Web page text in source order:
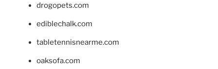
drogopets.com
ediblechalk.com
tabletennisnearme.com
oaksofa.com